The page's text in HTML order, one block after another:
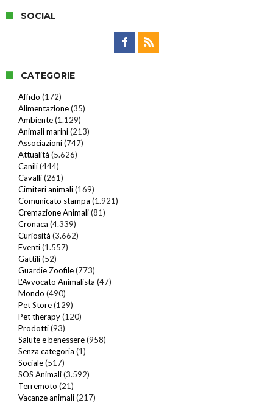
SOCIAL
CATEGORIE
Affido (172)
Alimentazione(35)
Ambiente(1.129)
Animali marini(213)
Associazioni(747)
Attualità (5.626)
Canili(444)
Cavalli(261)
Cimiteri animali(169)
Comunicato stampa (1.921)
Cremazione Animali(81)
Cronaca (4.339)
Curiosità (3.662)
Eventi(1.557)
Gattili(52)
Guardie Zoofile(773)
L'Avvocato Animalista (47)
Mondo (490)
Pet Store(129)
Pet therapy(120)
Prodotti(93)
Salute e benessere(958)
Senza categoria (1)
Sociale(517)
SOS Animali(3.592)
Terremoto (21)
Vacanze animali(217)